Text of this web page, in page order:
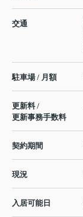
交通
駐車場 / 月額
更新料 /
更新事務手数料
契約期間
現況
入居可能日